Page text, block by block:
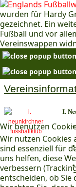
Wir benutzen
Wir nutzen Cookies
sind essenziell für
uns helfen, diese
verbessern
entscheiden, ob Sie
wurden für Hardy
gezeichnet. Ein
Fußball und vor
Vereinswappen
I.